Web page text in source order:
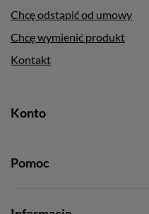
Chcę odstąpić od umowy
Chcę wymienić produkt
Kontakt
Konto
Pomoc